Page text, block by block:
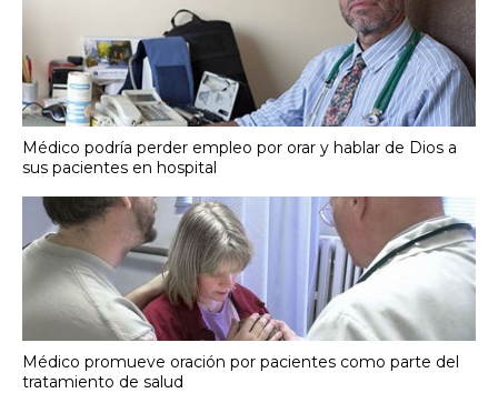
Médico podría perder empleo por orar y hablar de Dios a
sus pacientes en hospital
Médico promueve oración por pacientes como parte del
tratamiento de salud